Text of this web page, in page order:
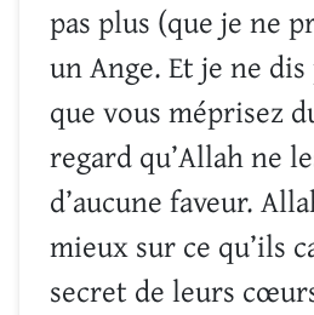
pas plus (que je ne
un Ange. Et je ne dis
que vous méprisez
regard qu’Allah ne
d’aucune faveur.
mieux sur ce qu’ils
secret de leurs